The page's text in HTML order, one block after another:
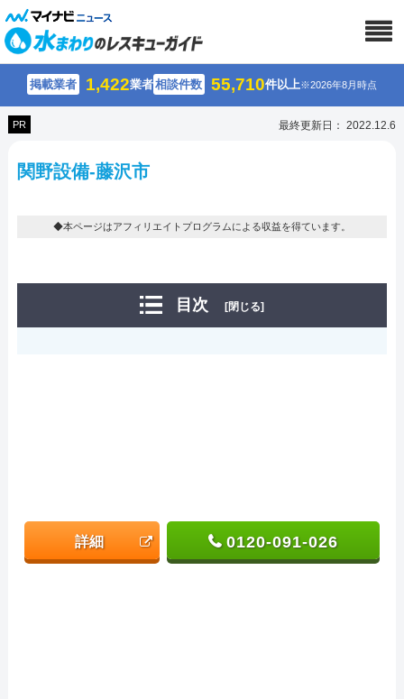
掲載業者 1,422業者相談件数 55,710件以上※2026年8月時点
PR 最終更新日： 2022.12.6
関野設備-藤沢市
◆本ページはアフィリエイトプログラムによる収益を得ています。
目次 [閉じる]
詳細 0120-091-026